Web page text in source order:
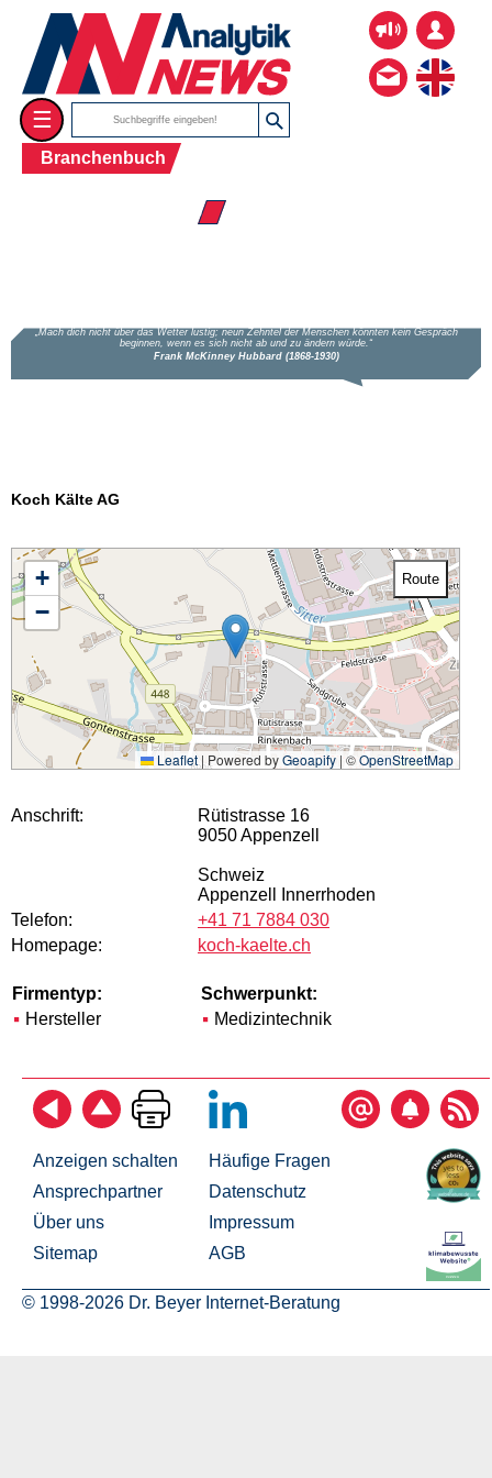
☰
Branchenbuch
☰ Firmenverzeichnis
Koch Kälte AG
+
−
Route
Leaflet | Powered byGeoapify| ©OpenStreetMap
Anschrift:
Rütistrasse 16
9050 Appenzell
Schweiz
Appenzell Innerrhoden
Telefon:
+41 71 7884 030
Homepage:
koch-kaelte.ch
Firmentyp:
Hersteller
Schwerpunkt:
Medizintechnik
Anzeigen schalten
Ansprechpartner
Über uns
Sitemap
Häufige Fragen
Datenschutz
Impressum
AGB
© 1998-2026 Dr. Beyer Internet-Beratung